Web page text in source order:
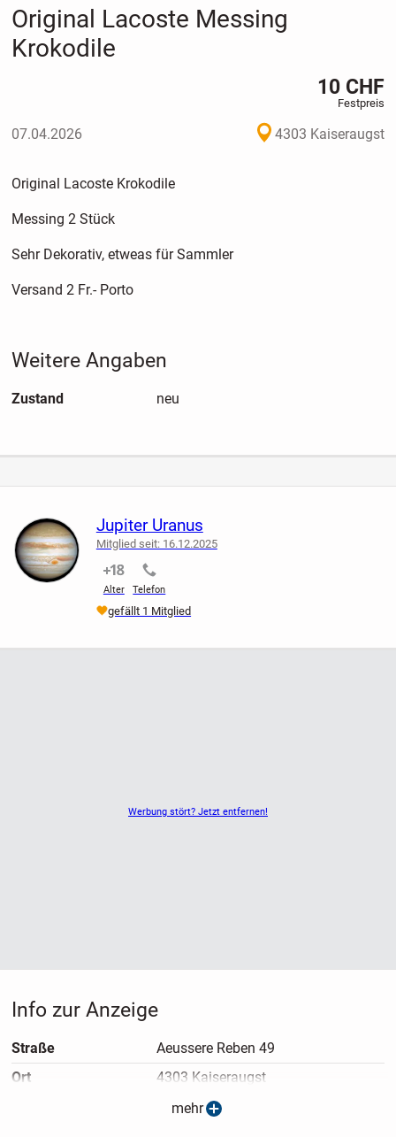
Original Lacoste Messing
Krokodile
10 CHF
Festpreis
07.04.2026 4303 Kaiseraugst
Original Lacoste Krokodile
Messing 2 Stück
Sehr Dekorativ, etweas für Sammler
Versand 2 Fr.- Porto
Weitere Angaben
Zustand neu
Werbung stört? Jetzt entfernen!
Jupiter Uranus
Mitglied seit: 16.12.2025
Alter
nicht verifiziert
Telefon
nicht verifiziert
gefällt 1 Mitglied
Info zur Anzeige
Straße
Aeussere Reben 49
Ort
4303 Kaiseraugst
Privatangebot
mehr